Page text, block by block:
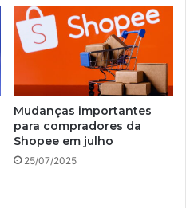
Mudanças importantes
para compradores da
Shopee em julho
25/07/2025